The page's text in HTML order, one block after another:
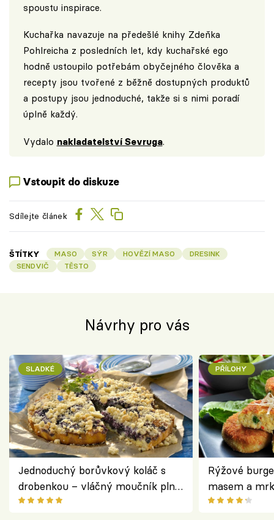
spoustu inspirace.
Kuchařka navazuje na předešlé knihy Zdeňka
Pohlreicha z posledních let, kdy kuchařské ego
hodně ustoupilo potřebám obyčejného člověka a
recepty jsou tvořené z běžně dostupných produktů
a postupy jsou jednoduché, takže si s nimi poradí
úplně každý.
Vydalo nakladatelství Sevruga.
Vstoupit do diskuze
Sdílejte článek
ŠTÍTKY MASO SÝR HOVĚZÍ MASO
DRESINK
SENDVIČ
TĚSTO
Návrhy pro vás
SLADKÉ
Jednoduchý borůvkový koláč s
drobenkou – vláčný moučník plný
ovoce
PŘÍLOHY
Rýžové
masem a
salátem –